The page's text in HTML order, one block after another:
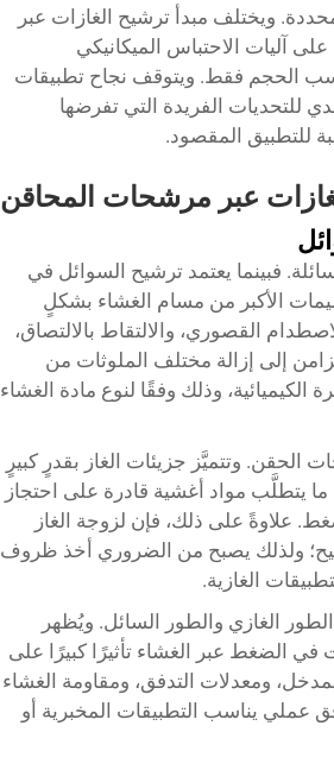
ويختلف مبدأ ترشيح الغازات عبر
آليات الاحتباس الميكانيكي
حسب الحجم فقط. ويتوقف نجاح تطبيقات
للتحديات الفريدة التي تفرضها
للتطبيق المقصود.
عبر مرشحات المحاقن
فبينما يعتمد ترشيح السوائل في
الأكبر من مسام الغشاء بشكلٍ
القصوري، والالتقاط بالالتصاق،
إلى إزالة مختلف الملوثات من
وذلك وفقًا لنوع مادة الغشاء
وتتميَّز جزيئات الغاز بقدرٍ كبيرٍ
يتطلَّب مواد أغشية قادرة على احتجاز
علاوةً على ذلك، فإن لزوجة الغاز
ولذلك يصبح من الضروري أخذ ظروف
الغازية.
الغازي والطور السائل. ويُظهر
في الضغط عبر الغشاء تأثيرًا كبيرًا على
ومعدلات التدفق، ومقاومة الغشاء
يناسب التطبيقات المخبرية أو